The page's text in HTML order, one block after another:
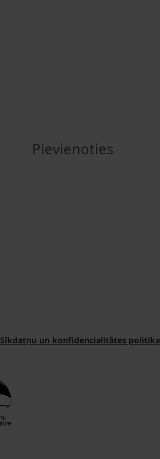
Pievienoties
Sīkdatņu un konfidencialitātes politika